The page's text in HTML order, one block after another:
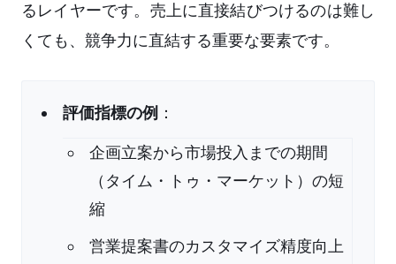
るレイヤーです。売上に直接結びつけるのは難し
くても、競争力に直結する重要な要素です。
評価指標の例 ：
企画立案から市場投入までの期間
（タイム・トゥ・マーケット）の短
縮
営業提案書のカスタマイズ精度向上